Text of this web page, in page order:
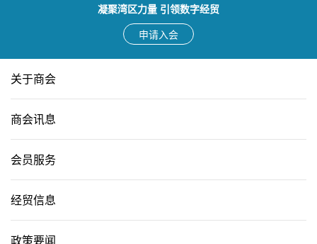
凝聚湾区力量 引领数字经贸
申请入会
关于商会
商会讯息
会员服务
经贸信息
政策要闻